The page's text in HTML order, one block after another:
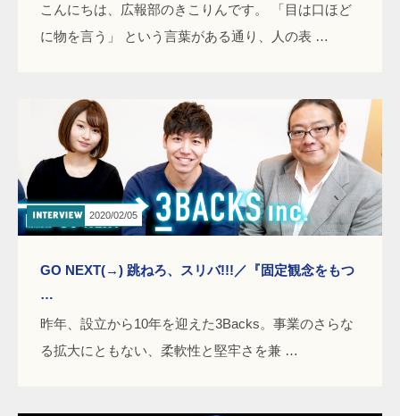
こんにちは、広報部のきこりんです。 「目は口ほど
に物を言う」 という言葉がある通り、人の表 …
2020/02/05
GO NEXT(→) 跳ねろ、スリバ!!!／『固定観念をもつ
…
昨年、設立から10年を迎えた3Backs。事業のさらな
る拡大にともない、柔軟性と堅牢さを兼 …